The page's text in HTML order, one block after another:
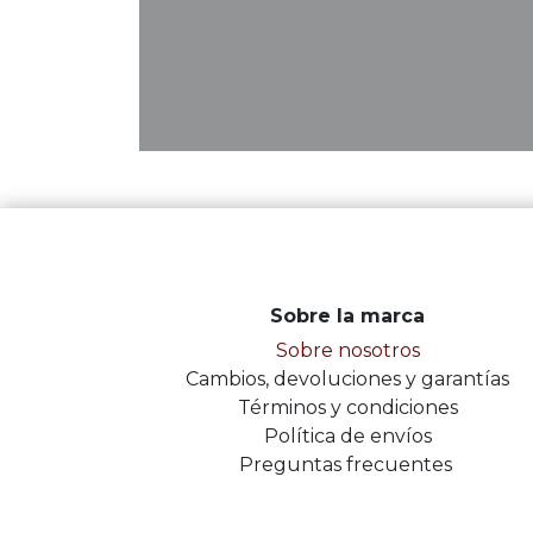
Sobre la marca
Sobre nosotros
Cambios, devoluciones y garantías
Términos y condiciones
Política de envíos
Preguntas frecuentes